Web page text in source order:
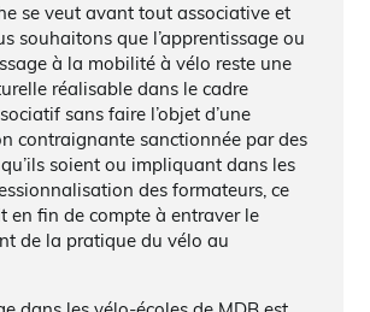
se veut avant tout associative et
souhaitons que l’apprentissage ou
à la mobilité à vélo reste une
réalisable dans le cadre
sans faire l’objet d’une
contraignante sanctionnée par des
soient ou impliquant dans les
des formateurs, ce
en fin de compte à entraver le
de la pratique du vélo au